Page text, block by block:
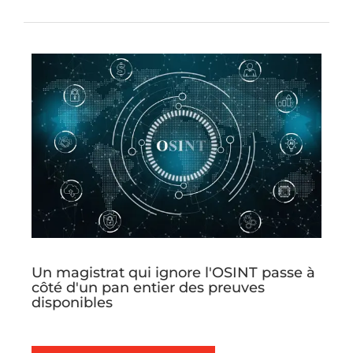
Un magistrat qui ignore l'OSINT passe à
côté d'un pan entier des preuves
disponibles
collecte de renseignements à partir de